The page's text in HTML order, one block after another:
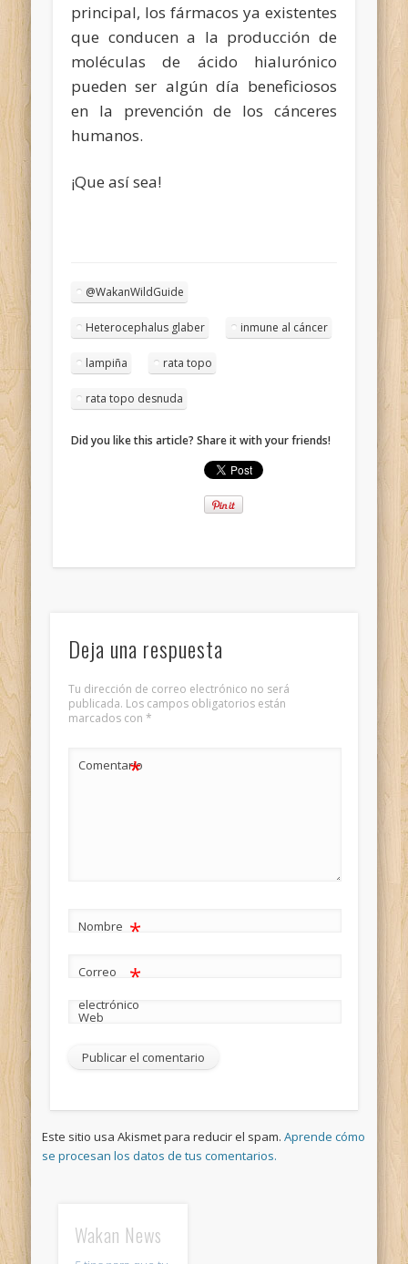
principal, los fármacos ya existentes
que conducen a la producción de
moléculas de ácido hialurónico
pueden ser algún día beneficiosos
en la prevención de los cánceres
humanos.
¡Que así sea!
@WakanWildGuide
Heterocephalus glaber inmune al cáncer
lampiña rata topo
rata topo desnuda
Did you like this article? Share it with your friends!
Deja una respuesta
Tu dirección de correo electrónico no será
publicada. Los campos obligatorios están
marcados con *
Comentario
*
Nombre *
Correo
electrónico
*
Web
Este sitio usa Akismet para reducir el spam.Aprende cómo
se procesan los datos de tus comentarios.
Wakan News